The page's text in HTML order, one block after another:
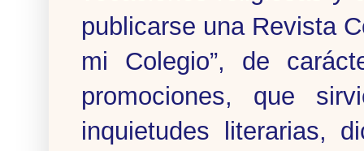
publicarse una Revista
mi Colegio”, de
promociones, que
inquietudes literarias,